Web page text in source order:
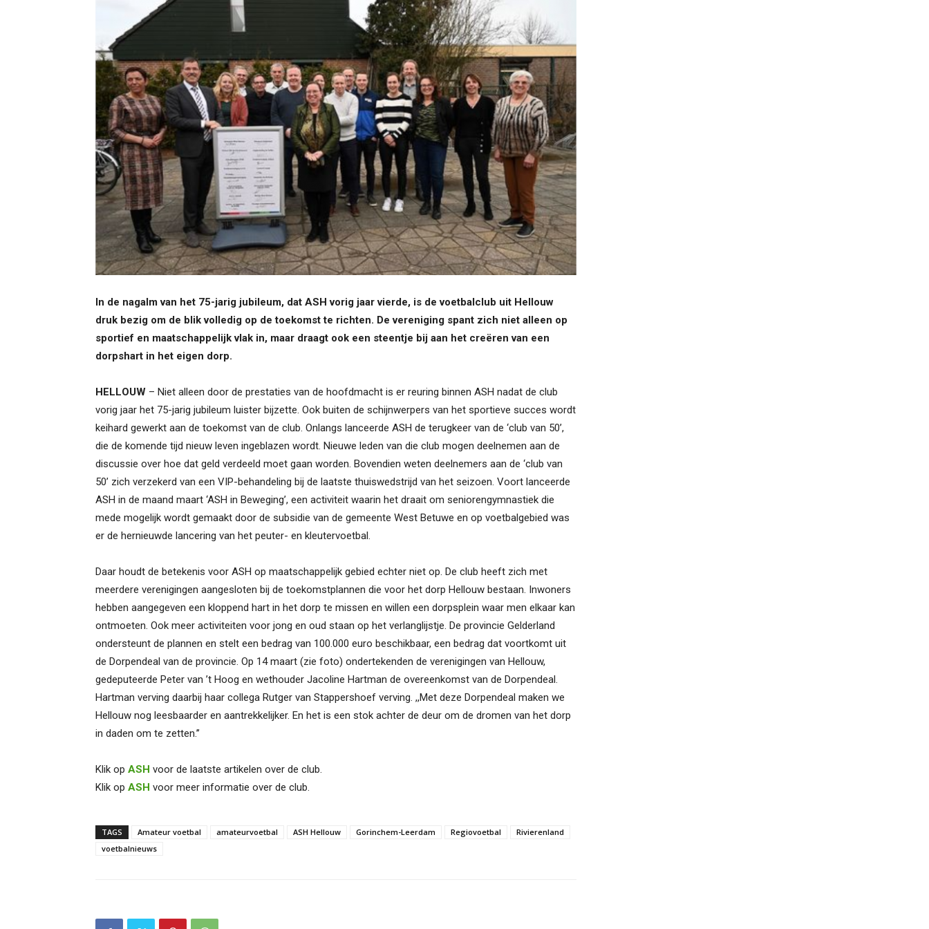
In de nagalm van het 75-jarig jubileum, dat ASH vorig jaar vierde, is de voetbalclub uit Hellouw
druk bezig om de blik volledig op de toekomst te richten. De vereniging spant zich niet alleen op
sportief en maatschappelijk vlak in, maar draagt ook een steentje bij aan het creëren van een
dorpshart in het eigen dorp.
HELLOUW – Niet alleen door de prestaties van de hoofdmacht is er reuring binnen ASH nadat de club
vorig jaar het 75-jarig jubileum luister bijzette. Ook buiten de schijnwerpers van het sportieve succes wordt
keihard gewerkt aan de toekomst van de club. Onlangs lanceerde ASH de terugkeer van de ‘club van 50’,
die de komende tijd nieuw leven ingeblazen wordt. Nieuwe leden van die club mogen deelnemen aan de
discussie over hoe dat geld verdeeld moet gaan worden. Bovendien weten deelnemers aan de ‘club van
50’ zich verzekerd van een VIP-behandeling bij de laatste thuiswedstrijd van het seizoen. Voort lanceerde
ASH in de maand maart ‘ASH in Beweging’, een activiteit waarin het draait om seniorengymnastiek die
mede mogelijk wordt gemaakt door de subsidie van de gemeente West Betuwe en op voetbalgebied was
er de hernieuwde lancering van het peuter- en kleutervoetbal.
Daar houdt de betekenis voor ASH op maatschappelijk gebied echter niet op. De club heeft zich met
meerdere verenigingen aangesloten bij de toekomstplannen die voor het dorp Hellouw bestaan. Inwoners
hebben aangegeven een kloppend hart in het dorp te missen en willen een dorpsplein waar men elkaar kan
ontmoeten. Ook meer activiteiten voor jong en oud staan op het verlanglijstje. De provincie Gelderland
ondersteunt de plannen en stelt een bedrag van 100.000 euro beschikbaar, een bedrag dat voortkomt uit
de Dorpendeal van de provincie. Op 14 maart (zie foto) ondertekenden de verenigingen van Hellouw,
gedeputeerde Peter van ’t Hoog en wethouder Jacoline Hartman de overeenkomst van de Dorpendeal.
Hartman verving daarbij haar collega Rutger van Stappershoef verving. ,,Met deze Dorpendeal maken we
Hellouw nog leesbaarder en aantrekkelijker. En het is een stok achter de deur om de dromen van het dorp
in daden om te zetten.’’
Klik op ASH voor de laatste artikelen over de club.
Klik op ASH voor meer informatie over de club.
TAGS Amateur voetbal amateurvoetbal ASH Hellouw Gorinchem-Leerdam Regiovoetbal
Rivierenland
voetbalnieuws